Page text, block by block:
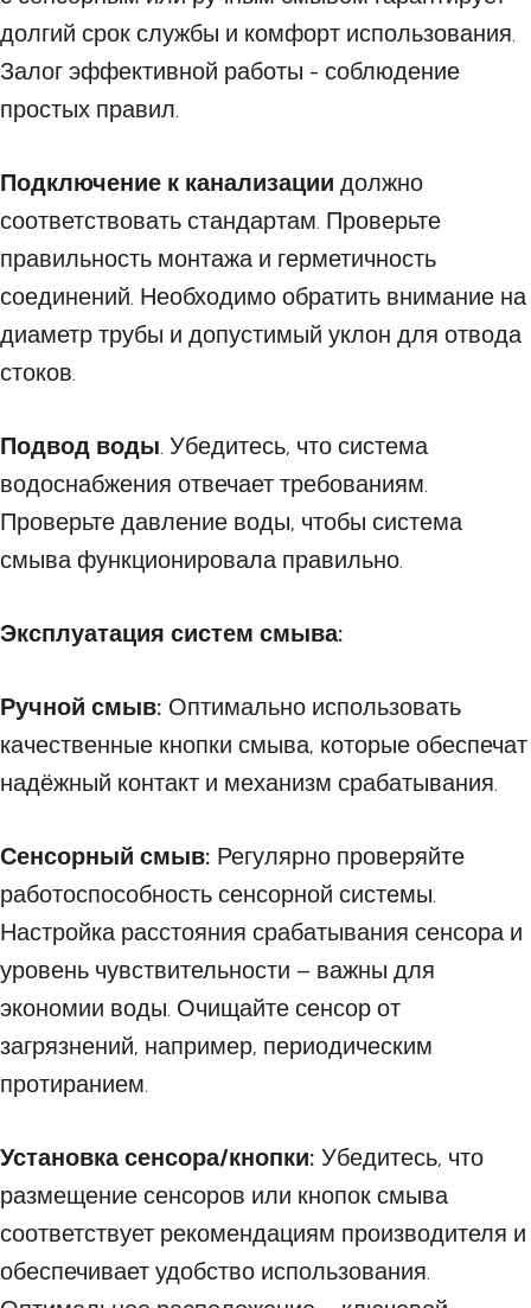
долгий срок службы и комфорт использования.
Залог эффективной работы - соблюдение
простых правил.
Подключение к канализации должно
соответствовать стандартам. Проверьте
правильность монтажа и герметичность
соединений. Необходимо обратить внимание на
диаметр трубы и допустимый уклон для отвода
стоков.
Подвод воды. Убедитесь, что система
водоснабжения отвечает требованиям.
Проверьте давление воды, чтобы система
смыва функционировала правильно.
Эксплуатация систем смыва:
Ручной смыв: Оптимально использовать
качественные кнопки смыва, которые обеспечат
надёжный контакт и механизм срабатывания.
Сенсорный смыв: Регулярно проверяйте
работоспособность сенсорной системы.
Настройка расстояния срабатывания сенсора и
уровень чувствительности – важны для
экономии воды. Очищайте сенсор от
загрязнений, например, периодическим
протиранием.
Установка сенсора/кнопки: Убедитесь, что
размещение сенсоров или кнопок смыва
соответствует рекомендациям производителя и
обеспечивает удобство использования.